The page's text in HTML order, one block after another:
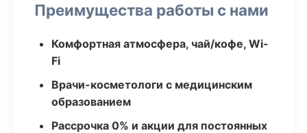
Преимущества работы с нами
Комфортная атмосфера, чай/кофе, Wi-
Fi
Врачи-косметологи с медицинским
образованием
Рассрочка 0% и акции для постоянных